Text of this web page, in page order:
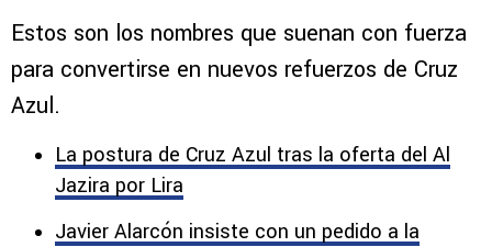
Estos son los nombres que suenan con fuerza
para convertirse en nuevos refuerzos de Cruz
Azul.
La postura de Cruz Azul tras la oferta del Al
Jazira por Lira
Javier Alarcón insiste con un pedido a la